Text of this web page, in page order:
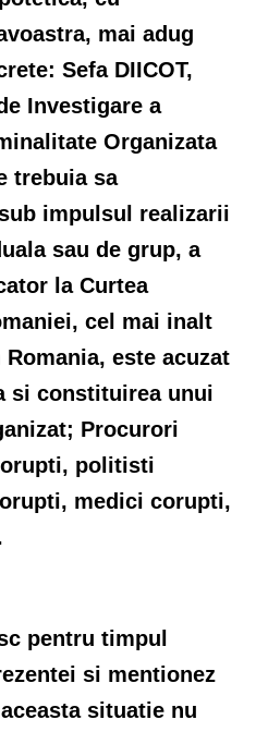
mai adug
Sefa DIICOT,
Investigare a
Organizata
trebuia sa
impulsul realizarii
sau de grup, a
la Curtea
cel mai inalt
este acuzat
si constituirea unui
Procurori
politisti
medici corupti,
pentru timpul
si mentionez
situatie nu